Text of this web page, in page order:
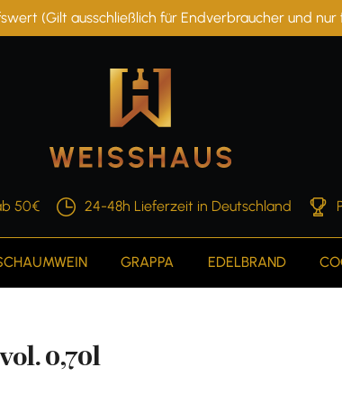
(Gilt ausschließlich für Endverbraucher und
50€ 24-48h Lieferzeit in Deutschland
GRAPPA EDELBRAND
0,70l